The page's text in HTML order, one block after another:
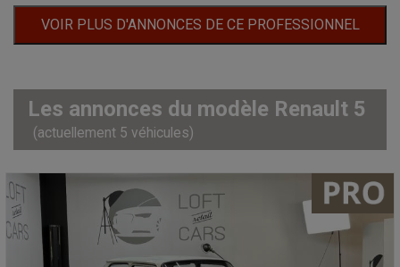
VOIR PLUS D'ANNONCES DE CE PROFESSIONNEL
Les annonces du modèle Renault 5
(actuellement 5 véhicules)